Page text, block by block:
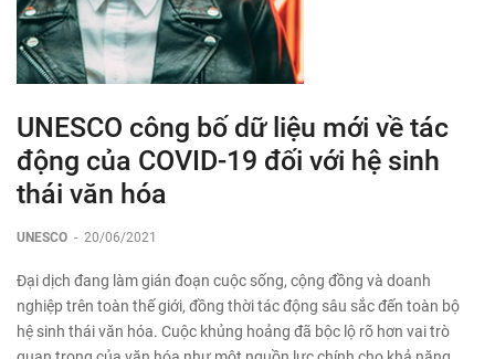
UNESCO công bố dữ liệu mới về tác
động của COVID-19 đối với hệ sinh
thái văn hóa
UNESCO - 20/06/2021
Đại dịch đang làm gián đoạn cuộc sống, cộng đồng và doanh
nghiệp trên toàn thế giới, đồng thời tác động sâu sắc đến toàn bộ
hệ sinh thái văn hóa. Cuộc khủng hoảng đã bộc lộ rõ ​​hơn vai trò